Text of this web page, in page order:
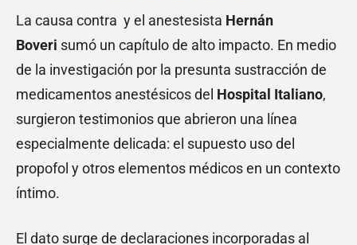
La causa contra y el anestesista Hernán
Boveri sumó un capítulo de alto impacto. En medio
de la investigación por la presunta sustracción de
medicamentos anestésicos del Hospital Italiano,
surgieron testimonios que abrieron una línea
especialmente delicada: el supuesto uso del
propofol y otros elementos médicos en un contexto
íntimo.
El dato surge de declaraciones incorporadas al